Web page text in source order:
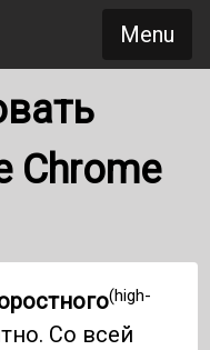
Menu
Chrome
(high-
Со всей